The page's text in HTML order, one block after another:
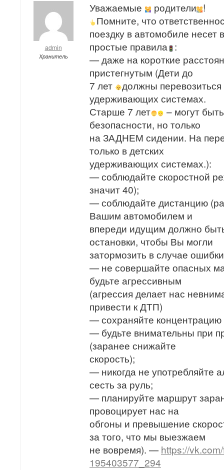
admin
Хранитель
Уважаемые родители !
Помните, что
поездку в автомобиле несет
простые правила :
— даже на короткие
пристегнутым (Дети до
7 лет
должны перевозиться
удерживающих системах.
Старше 7 лет
– могут
безопасности, но только
на ЗАДНЕМ сидении. На
только в детских
удерживающих системах.):
— соблюдайте скоростной
значит 40);
— соблюдайте дистанцию
Вашим автомобилем и
впереди идущим должно
остановки, чтобы Вы могли
затормозить в случае
— не совершайте опасных
будьте агрессивным
(агрессия делает нас
привести к ДТП)
— сохраняйте концентрацию
— будьте внимательны при
(заранее снижайте
скорость);
— никогда не употребляйте
сесть за руль;
— планируйте маршрут
провоцирует нас на
обгоны и превышение
за того, что мы выезжаем
не вовремя). — https://
195403577_294